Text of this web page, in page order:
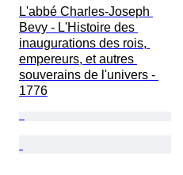
L'abbé Charles-Joseph
Bevy - L'Histoire des
inaugurations des rois,
empereurs, et autres
souverains de l'univers -
1776